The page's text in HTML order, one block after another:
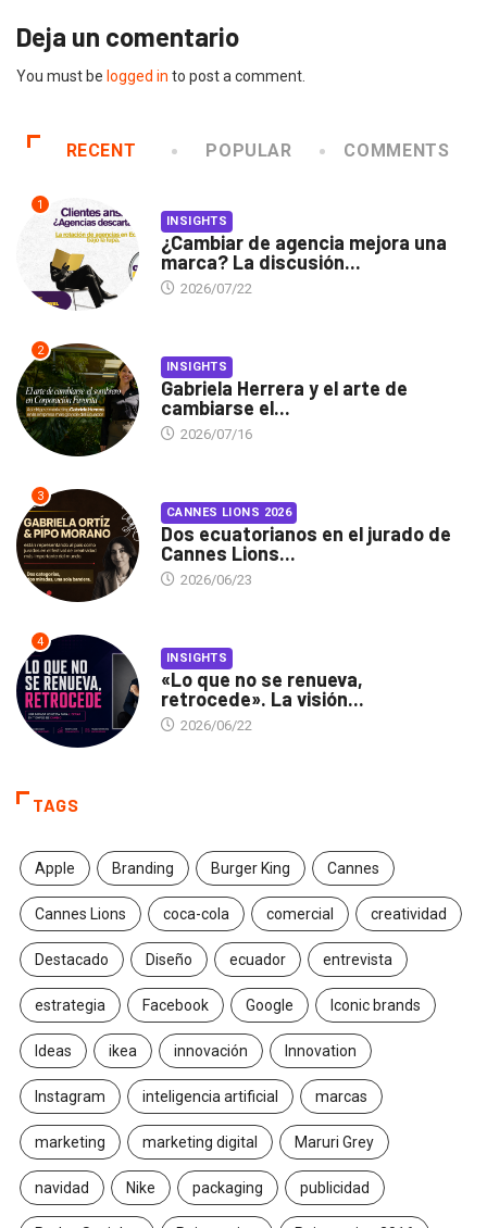
Deja un comentario
You must be logged in to post a comment.
RECENT POPULAR COMMENTS
1
INSIGHTS
¿Cambiar de agencia mejora una
marca? La discusión...
2026/07/22
2
INSIGHTS
Gabriela Herrera y el arte de
cambiarse el...
2026/07/16
3
CANNES LIONS 2026
Dos ecuatorianos en el jurado de
Cannes Lions...
2026/06/23
4
INSIGHTS
«Lo que no se renueva,
retrocede». La visión...
2026/06/22
TAGS
Apple Branding Burger King Cannes
Cannes Lions coca-cola comercial creatividad
Destacado Diseño ecuador entrevista
estrategia Facebook Google Iconic brands
Ideas ikea innovación Innovation
Instagram inteligencia artificial marcas
marketing marketing digital Maruri Grey
navidad Nike packaging publicidad